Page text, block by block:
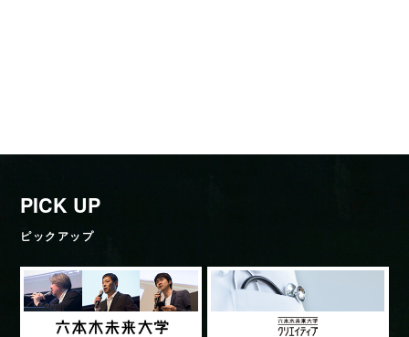
PICK UP
ピックアップ